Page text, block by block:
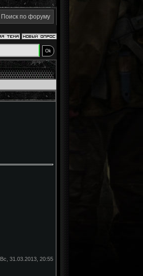
Поиск по форуму
Вс, 31.03.2013, 20:55